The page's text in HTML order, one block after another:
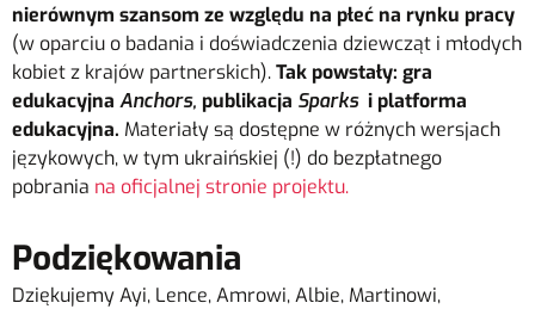
nierównym szansom ze względu na płeć na rynku pracy
(w oparciu o badania i doświadczenia dziewcząt i młodych
kobiet z krajów partnerskich).Tak powstały: gra
edukacyjna Anchors, publikacja Sparks i platforma
edukacyjna. Materiały są dostępne w różnych wersjach
językowych, w tym ukraińskiej (!) do bezpłatnego
pobrania na oficjalnej stronie projektu.
Podziękowania
Dziękujemy Ayi, Lence, Amrowi, Albie, Martinowi,